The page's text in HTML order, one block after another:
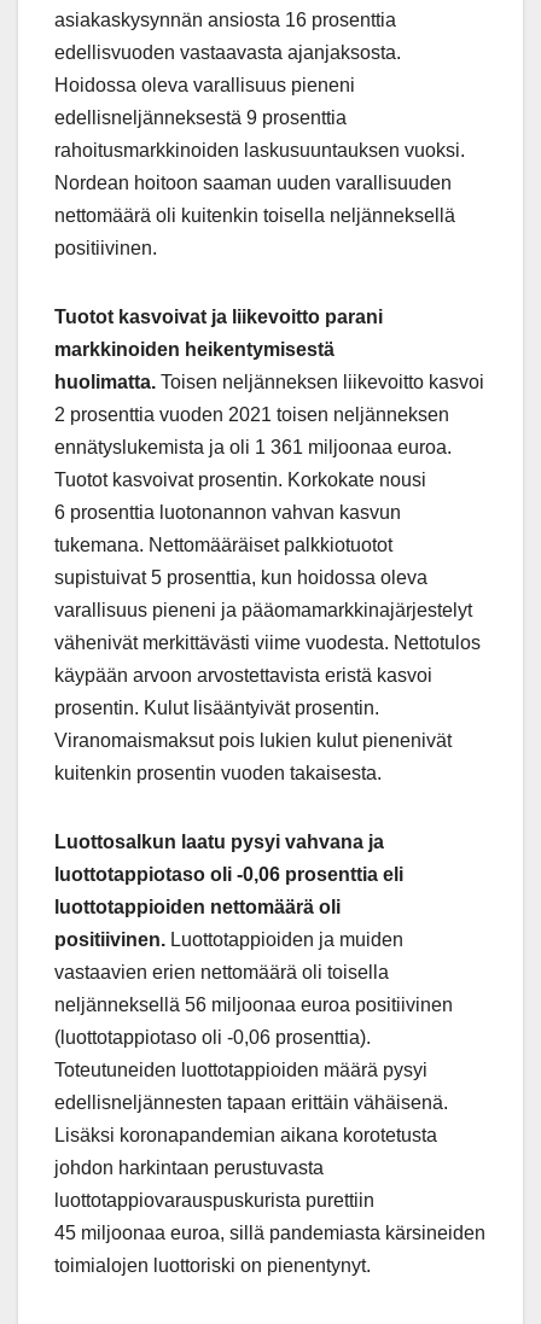
asiakaskysynnän ansiosta 16 prosenttia
edellisvuoden vastaavasta ajanjaksosta.
Hoidossa oleva varallisuus pieneni
edellisneljänneksestä 9 prosenttia
rahoitusmarkkinoiden laskusuuntauksen vuoksi.
Nordean hoitoon saaman uuden varallisuuden
nettomäärä oli kuitenkin toisella neljänneksellä
positiivinen.
Tuotot kasvoivat ja liikevoitto parani
markkinoiden heikentymisestä
huolimatta. Toisen neljänneksen liikevoitto kasvoi
2 prosenttia vuoden 2021 toisen neljänneksen
ennätyslukemista ja oli 1 361 miljoonaa euroa.
Tuotot kasvoivat prosentin. Korkokate nousi
6 prosenttia luotonannon vahvan kasvun
tukemana. Nettomääräiset palkkiotuotot
supistuivat 5 prosenttia, kun hoidossa oleva
varallisuus pieneni ja pääomamarkkinajärjestelyt
vähenivät merkittävästi viime vuodesta. Nettotulos
käypään arvoon arvostettavista eristä kasvoi
prosentin. Kulut lisääntyivät prosentin.
Viranomaismaksut pois lukien kulut pienenivät
kuitenkin prosentin vuoden takaisesta.
Luottosalkun laatu pysyi vahvana ja
luottotappiotaso oli -0,06 prosenttia eli
luottotappioiden nettomäärä oli
positiivinen. Luottotappioiden ja muiden
vastaavien erien nettomäärä oli toisella
neljänneksellä 56 miljoonaa euroa positiivinen
(luottotappiotaso oli -0,06 prosenttia).
Toteutuneiden luottotappioiden määrä pysyi
edellisneljännesten tapaan erittäin vähäisenä.
Lisäksi koronapandemian aikana korotetusta
johdon harkintaan perustuvasta
luottotappiovarauspuskurista purettiin
45 miljoonaa euroa, sillä pandemiasta kärsineiden
toimialojen luottoriski on pienentynyt.